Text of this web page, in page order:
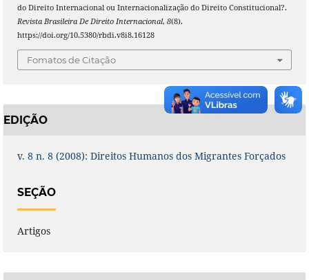
do Direito Internacional ou Internacionalização do Direito Constitucional?.
Revista Brasileira De Direito Internacional, 8(8).
https://doi.org/10.5380/rbdi.v8i8.16128
Fomatos de Citação
EDIÇÃO
v. 8 n. 8 (2008): Direitos Humanos dos Migrantes Forçados
SEÇÃO
Artigos